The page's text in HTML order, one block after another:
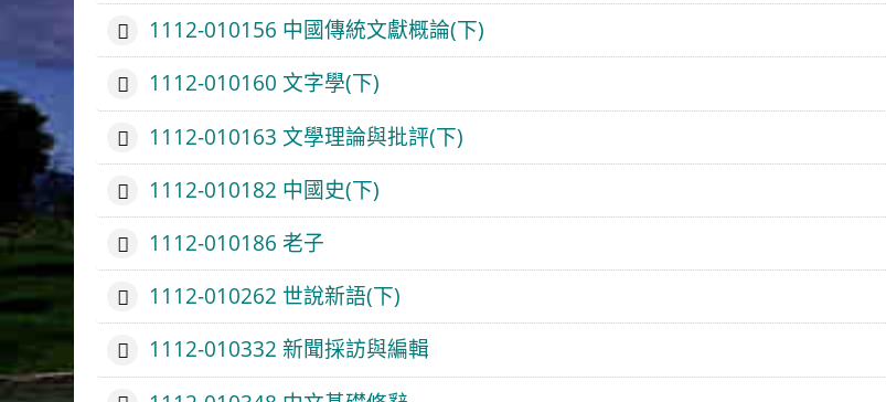
1112-010156 中國傳統文獻概論(下)
1112-010160 文字學(下)
1112-010163 文學理論與批評(下)
1112-010182 中國史(下)
1112-010186 老子
1112-010262 世說新語(下)
1112-010332 新聞採訪與編輯